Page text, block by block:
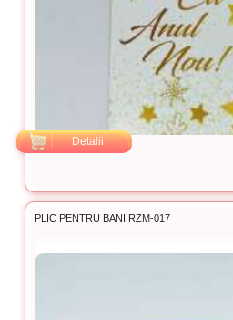
Detalii
PLIC PENTRU BANI RZM-017